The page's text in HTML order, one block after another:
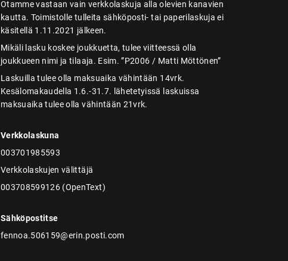
Otamme vastaan vain verkkolaskuja alla olevien kanavien
kautta. Toimistolle tulleita sähköposti- tai paperilaskuja ei
käsitellä 1.11.2021 jälkeen.
Mikäli lasku koskee joukkuetta, tulee viitteessä olla
joukkueen nimi ja tilaaja. Esim. ”P2006 / Matti Möttönen”
Laskuilla tulee olla maksuaika vähintään 14vrk.
Kesälomakaudella 1.6.-31.7. lähetetyissä laskuissa
maksuaika tulee olla vähintään 21vrk.
Verkkolaskuna
003701985593
Verkkolaskujen välittäjä
003708599126 (OpenText)
Sähköpostitse
fennoa.506159@erin.posti.com